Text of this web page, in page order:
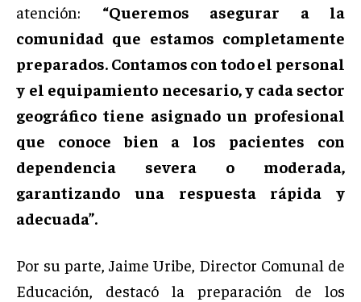
atención: “Queremos asegurar a la
comunidad que estamos completamente
preparados. Contamos con todo el personal
y el equipamiento necesario, y cada sector
geográfico tiene asignado un profesional
que conoce bien a los pacientes con
dependencia severa o moderada,
garantizando una respuesta rápida y
adecuada”.
Por su parte, Jaime Uribe, Director Comunal de
Educación, destacó la preparación de los